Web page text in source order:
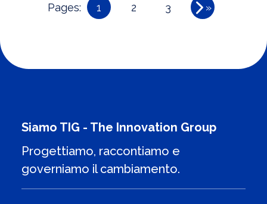
Pages: 1 2 3 »
Siamo TIG - The Innovation Group
Progettiamo, raccontiamo e
governiamo il cambiamento.